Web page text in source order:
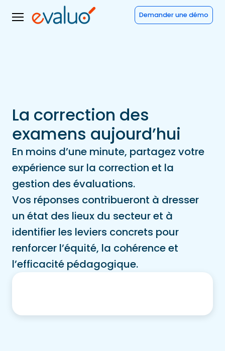
Demander une démo
La correction des
examens aujourd’hui
En moins d’une minute, partagez votre
expérience sur la correction et la
gestion des évaluations.
Vos réponses contribueront à dresser
un état des lieux du secteur et à
identifier les leviers concrets pour
renforcer l’équité, la cohérence et
l’efficacité pédagogique.